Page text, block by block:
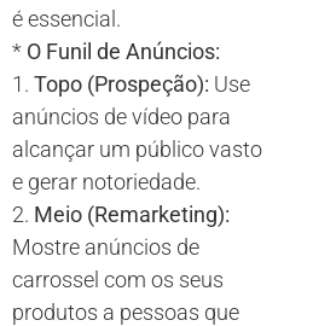
é essencial.
* O Funil de Anúncios:
1. Topo (Prospeção): Use
anúncios de vídeo para
alcançar um público vasto
e gerar notoriedade.
2. Meio (Remarketing):
Mostre anúncios de
carrossel com os seus
produtos a pessoas que